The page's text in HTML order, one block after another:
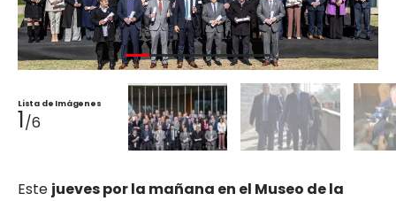
Lista de Imágenes
1/6
Este jueves por la mañana en el Museo de la